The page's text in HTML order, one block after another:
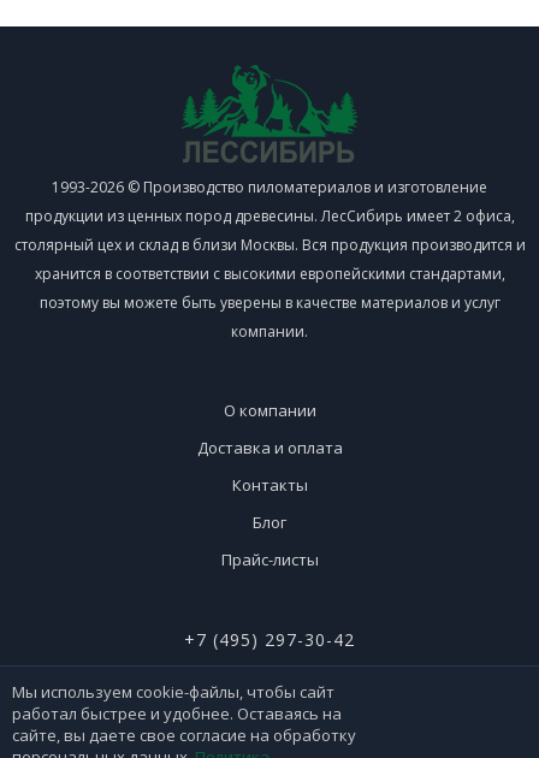
1993-2026 © Производство пиломатериалов и изготовление
продукции из ценных пород древесины. ЛесСибирь имеет 2 офиса,
столярный цех и склад в близи Москвы. Вся продукция производится и
хранится в соответствии с высокими европейскими стандартами,
поэтому вы можете быть уверены в качестве материалов и услуг
компании.
О компании
Доставка и оплата
Контакты
Блог
Прайс-листы
+7 (495) 297-30-42
+7 (926) 365-51-90
Мы используем cookie-файлы, чтобы сайт
работал быстрее и удобнее. Оставаясь на
сайте, вы даете свое согласие на обработку